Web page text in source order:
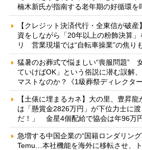
楠木新氏が指南する老年期の好循環を
【クレジット決済代行・全東信が破
資をしながら「20年以上の粉飾決算
リ 営業現場では“自転車操業”の焦り
猛暑のお葬式で悩ましい“喪服問題”
ていけばOK」という俗説に潜む誤解
マストなのか？《1級葬祭ディレクター
【土俵に埋まるカネ】大の里、豊昇
は「懸賞金2826万円」が下位力士に
だ！」 金星4個配給で協会は年96万
急増する中国企業の“国籍ロンダリン
Temu…本社機能を海外に移転させ、